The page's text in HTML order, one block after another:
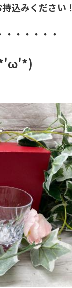
込みください！
・・・・・